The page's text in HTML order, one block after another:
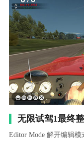
无限试驾1最终
Editor Mode 解开编辑模